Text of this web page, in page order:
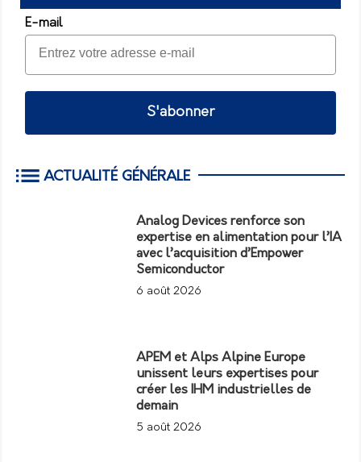
E-mail
S'abonner
ACTUALITÉ GÉNÉRALE
Analog Devices renforce son
expertise en alimentation pour l’IA
avec l’acquisition d’Empower
Semiconductor
6 août 2026
APEM et Alps Alpine Europe
unissent leurs expertises pour
créer les IHM industrielles de
demain
5 août 2026